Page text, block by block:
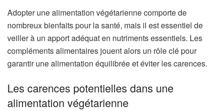
Adopter une alimentation végétarienne comporte de
nombreux bienfaits pour la santé, mais il est essentiel de
veiller à un apport adéquat en nutriments essentiels. Les
compléments alimentaires jouent alors un rôle clé pour
garantir une alimentation équilibrée et éviter les carences.
Les carences potentielles dans une
alimentation végétarienne